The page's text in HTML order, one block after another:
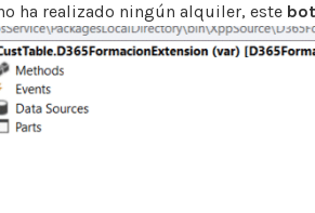
ha realizado ningún alquiler, este